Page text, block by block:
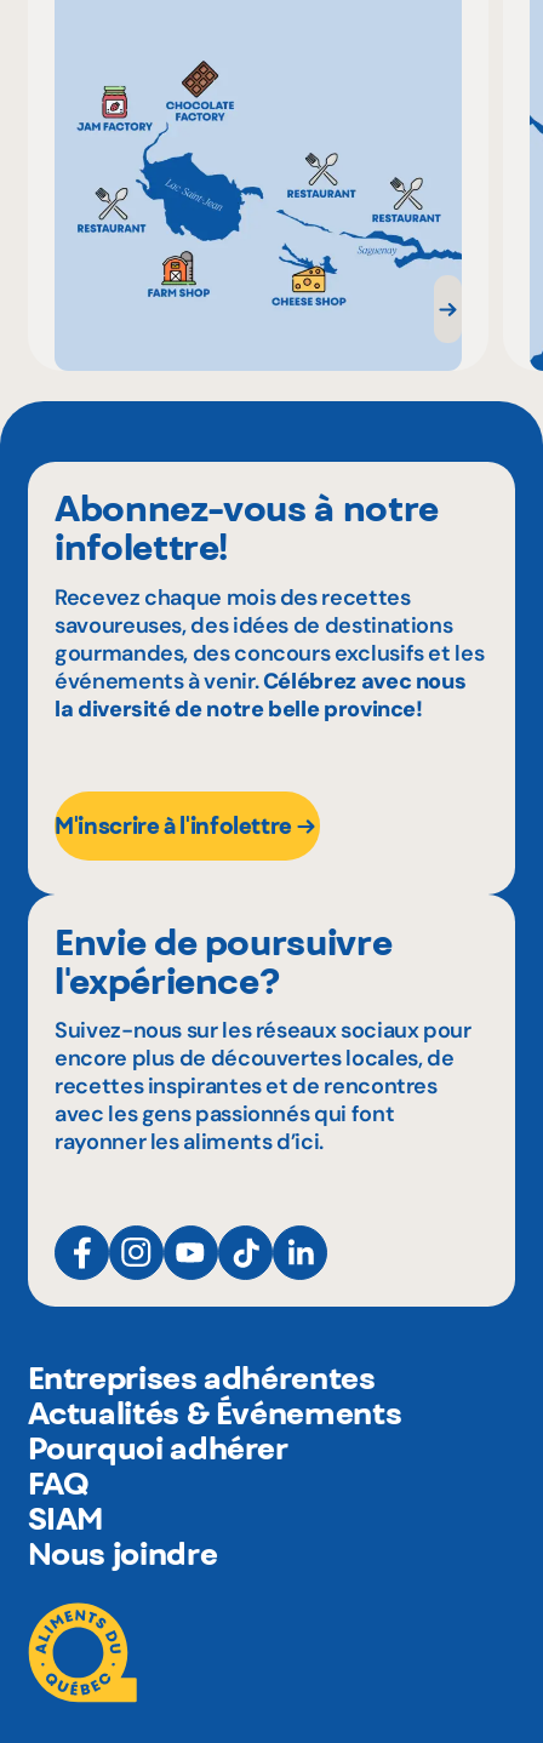
Abonnez-vous à notre
infolettre!
Recevez chaque mois des recettes
savoureuses, des idées de destinations
gourmandes, des concours exclusifs et les
événements à venir.Célébrez avec nous
la diversité de notre belle province!
M'inscrire à l'infolettre
Envie de poursuivre
l'expérience?
Suivez-nous sur les réseaux sociaux pour
encore plus de découvertes locales, de
recettes inspirantes et de rencontres
avec les gens passionnés qui font
rayonner les aliments d’ici.
Entreprises adhérentes
Actualités & Événements
Pourquoi adhérer
FAQ
SIAM
Nous joindre